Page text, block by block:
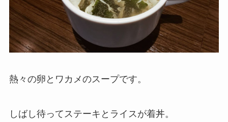
熱々の卵とワカメのスープです。
しばし待ってステーキとライスが着丼。